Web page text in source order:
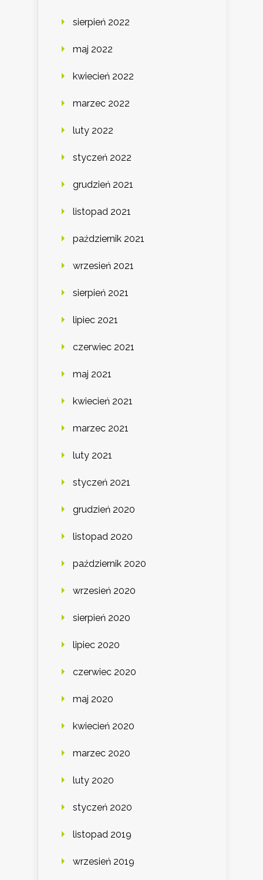
sierpień 2022
maj 2022
kwiecień 2022
marzec 2022
luty 2022
styczeń 2022
grudzień 2021
listopad 2021
październik 2021
wrzesień 2021
sierpień 2021
lipiec 2021
czerwiec 2021
maj 2021
kwiecień 2021
marzec 2021
luty 2021
styczeń 2021
grudzień 2020
listopad 2020
październik 2020
wrzesień 2020
sierpień 2020
lipiec 2020
czerwiec 2020
maj 2020
kwiecień 2020
marzec 2020
luty 2020
styczeń 2020
listopad 2019
wrzesień 2019